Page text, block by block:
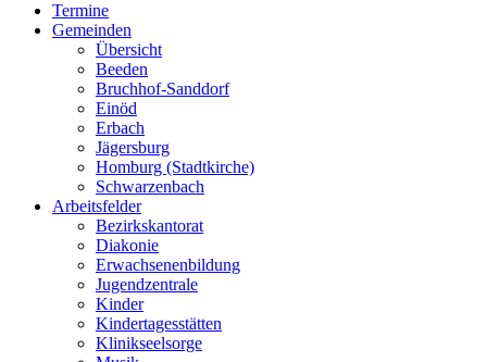
Termine
Gemeinden
Übersicht
Beeden
Bruchhof-Sanddorf
Einöd
Erbach
Jägersburg
Homburg (Stadtkirche)
Schwarzenbach
Arbeitsfelder
Bezirkskantorat
Diakonie
Erwachsenenbildung
Jugendzentrale
Kinder
Kindertagesstätten
Klinikseelsorge